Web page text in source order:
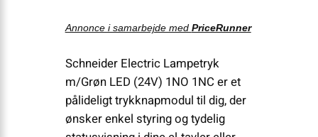
Annonce i samarbejde med PriceRunner
Schneider Electric Lampetryk
m/Grøn LED (24V) 1NO 1NC er et
pålideligt trykknapmodul til dig, der
ønsker enkel styring og tydelig